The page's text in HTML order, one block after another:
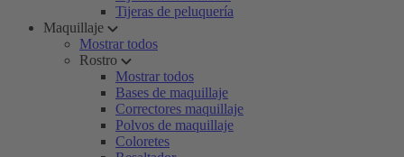
Tijeras de peluquería
Maquillaje
Mostrar todos
Rostro
Mostrar todos
Bases de maquillaje
Correctores maquillaje
Polvos de maquillaje
Coloretes